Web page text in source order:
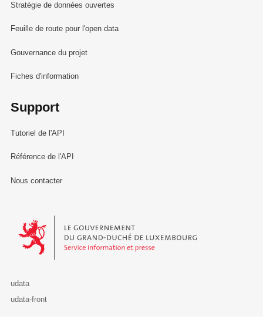
Stratégie de données ouvertes
Feuille de route pour l'open data
Gouvernance du projet
Fiches d'information
Support
Tutoriel de l'API
Référence de l'API
Nous contacter
Le Gouvernement du Grand-Duché de Luxembourg - Service
udata
udata-front